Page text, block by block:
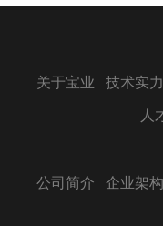
关于宝业 技术实力
人
公司简介 企业架构